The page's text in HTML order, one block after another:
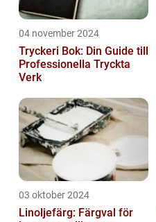
04 november 2024
Tryckeri Bok: Din Guide till
Professionella Tryckta
Verk
03 oktober 2024
Linoljefärg: Färgval för